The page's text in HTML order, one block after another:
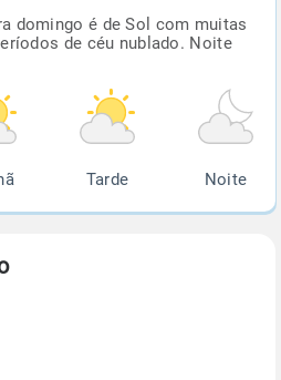
domingo é de Sol com muitas
de céu nublado. Noite
Tarde Noite